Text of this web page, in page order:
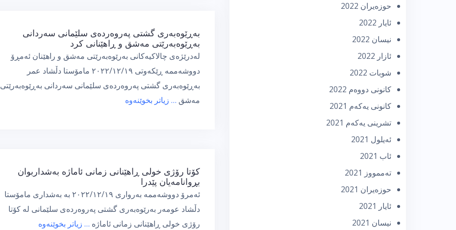
بەڕێوەبەری گشتی پەروەردەی سلێمانی سەردانی
بەڕێوەبەرێتی مەشق و ڕاهێنانی کرد
لەدرێژەی چالاكیەكانی بەرێوەبەرێتی مەشق و راهێنان ئەمڕۆ
دووشەممە ڕێکەوتی ٢٠٢٢/١٢/١٩ مامۆستا دڵشاد عمر
بەڕێوەبەری گشتی پەروەردەی سلێمانی سەردانی بەڕێوەبەرێتی
مەشق … زیاتر بخوێنەوە
كۆتا رۆژی خولی ڕاهێنانی زمانی ئاماژە بەشداربوان
بڕوانامەیان پێدرا
ئەمرۆ دووشەممە بەرواری ٢٠٢٢/١٢/١٩ بە بەشداری مامۆستا
دڵشاد عومەر بەرێوەبەری گشتی پەروەردەی سلێمانی لە كۆتا
رۆژی خولی ڕاهێنانی زمانی ئاماژە … زیاتر بخوێنەوە
حوزه‌یران 2022
ئایار 2022
نیسان 2022
ئازار 2022
شوبات 2022
كانونی دووه‌م 2022
كانونی یه‌كه‌م 2021
تشرینی یه‌كه‌م 2021
ئه‌یلول 2021
ئاب 2021
تەممووز 2021
حوزه‌یران 2021
ئایار 2021
نیسان 2021